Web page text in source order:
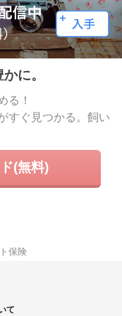
に。
る！
すぐ見つかる。飼い
(無料)
保険
て